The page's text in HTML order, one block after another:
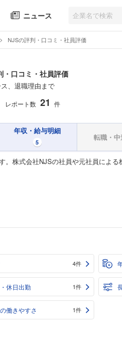
ニュース
NJSの評判・口コミ・社員評価
・口コミ・社員評価
、退職理由まで
レポート数 21 件
年収・給与明細
5
転職・
株式会社NJSの社員や元社員によ
4件
休日出勤 1件
働きやすさ 1件